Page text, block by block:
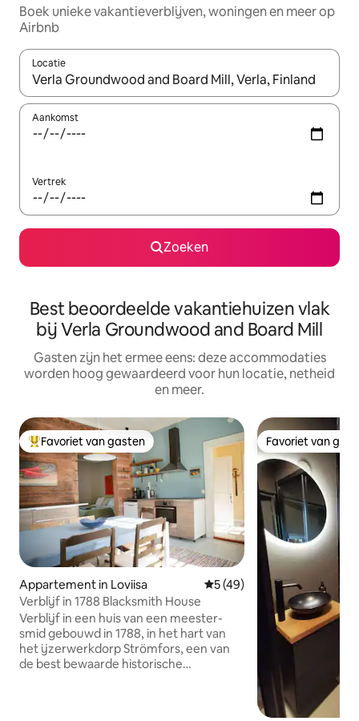
Boek unieke vakantieverblijven, woningen en meer op
Airbnb
Locatie
Wanneer er suggesties beschikbaar zijn, maak je een keuze
Aankomst
Vertrek
Zoeken
Best beoordeelde vakantiehuizen vlak
bij Verla Groundwood and Board Mill
Gasten zijn het ermee eens: deze accommodaties
worden hoog gewaardeerd voor hun locatie, netheid
en meer.
Topfavoriet van gasten
Favoriet van gasten
Appartement in Loviisa Gemiddelde beoordeling
5 (49)
Verblijf in 1788 Blacksmith House
Verblijf in een huis van een meester-
smid gebouwd in 1788, in het hart van
het ijzerwerkdorp Strömfors, een van
de best bewaarde historische
Favoriet van
Favoriet van